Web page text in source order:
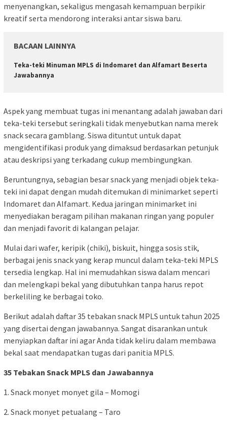
menyenangkan, sekaligus mengasah kemampuan berpikir
kreatif serta mendorong interaksi antar siswa baru.
BACAAN LAINNYA
Teka-teki Minuman MPLS di Indomaret dan Alfamart Beserta
Jawabannya
Aspek yang membuat tugas ini menantang adalah jawaban dari
teka-teki tersebut seringkali tidak menyebutkan nama merek
snack secara gamblang. Siswa dituntut untuk dapat
mengidentifikasi produk yang dimaksud berdasarkan petunjuk
atau deskripsi yang terkadang cukup membingungkan.
Beruntungnya, sebagian besar snack yang menjadi objek teka-
teki ini dapat dengan mudah ditemukan di minimarket seperti
Indomaret dan Alfamart. Kedua jaringan minimarket ini
menyediakan beragam pilihan makanan ringan yang populer
dan menjadi favorit di kalangan pelajar.
Mulai dari wafer, keripik (chiki), biskuit, hingga sosis stik,
berbagai jenis snack yang kerap muncul dalam teka-teki MPLS
tersedia lengkap. Hal ini memudahkan siswa dalam mencari
dan melengkapi bekal yang dibutuhkan tanpa harus repot
berkeliling ke berbagai toko.
Berikut adalah daftar 35 tebakan snack MPLS untuk tahun 2025
yang disertai dengan jawabannya. Sangat disarankan untuk
menyiapkan daftar ini agar Anda tidak keliru dalam membawa
bekal saat mendapatkan tugas dari panitia MPLS.
35 Tebakan Snack MPLS dan Jawabannya
1. Snack monyet monyet gila – Momogi
2. Snack monyet petualang – Taro